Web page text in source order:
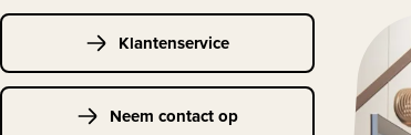
Klantenservice
Neem contact op